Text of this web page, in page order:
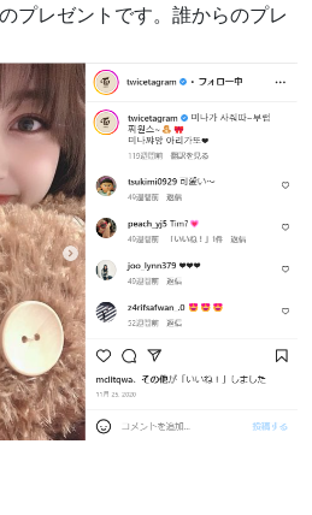
プレゼントです。誰からのプレ